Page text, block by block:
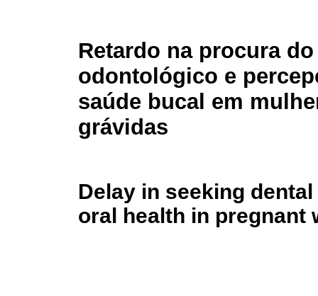
Retardo na procura
odontológico e
saúde bucal em
grávidas
Delay in seeking
oral health in pregnant